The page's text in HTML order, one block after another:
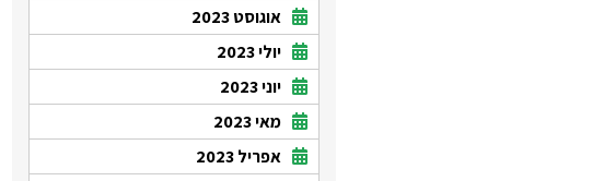
אוגוסט 2023
יולי 2023
יוני 2023
מאי 2023
אפריל 2023